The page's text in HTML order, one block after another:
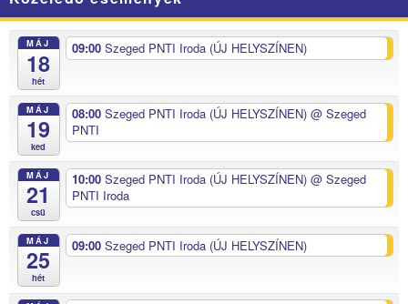
MÁJ
18
hét
09:00 Szeged PNTI Iroda (ÚJ HELYSZÍNEN)
MÁJ
19
ked
08:00 Szeged PNTI Iroda (ÚJ HELYSZÍNEN) @ Szeged
PNTI
MÁJ
21
csü
10:00 Szeged PNTI Iroda (ÚJ HELYSZÍNEN) @ Szeged
PNTI Iroda
MÁJ
25
hét
09:00 Szeged PNTI Iroda (ÚJ HELYSZÍNEN)